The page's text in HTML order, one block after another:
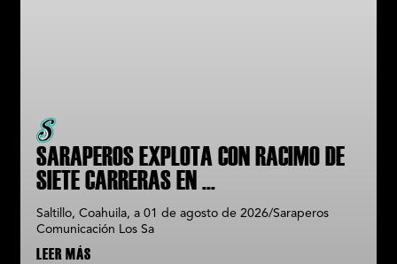
SARAPEROS EXPLOTA CON RACIMO DE
SIETE CARRERAS EN
Saltillo, Coahuila, a 01 de agosto de 2026/Saraperos
Comunicación Los Sa
LEER MÁS